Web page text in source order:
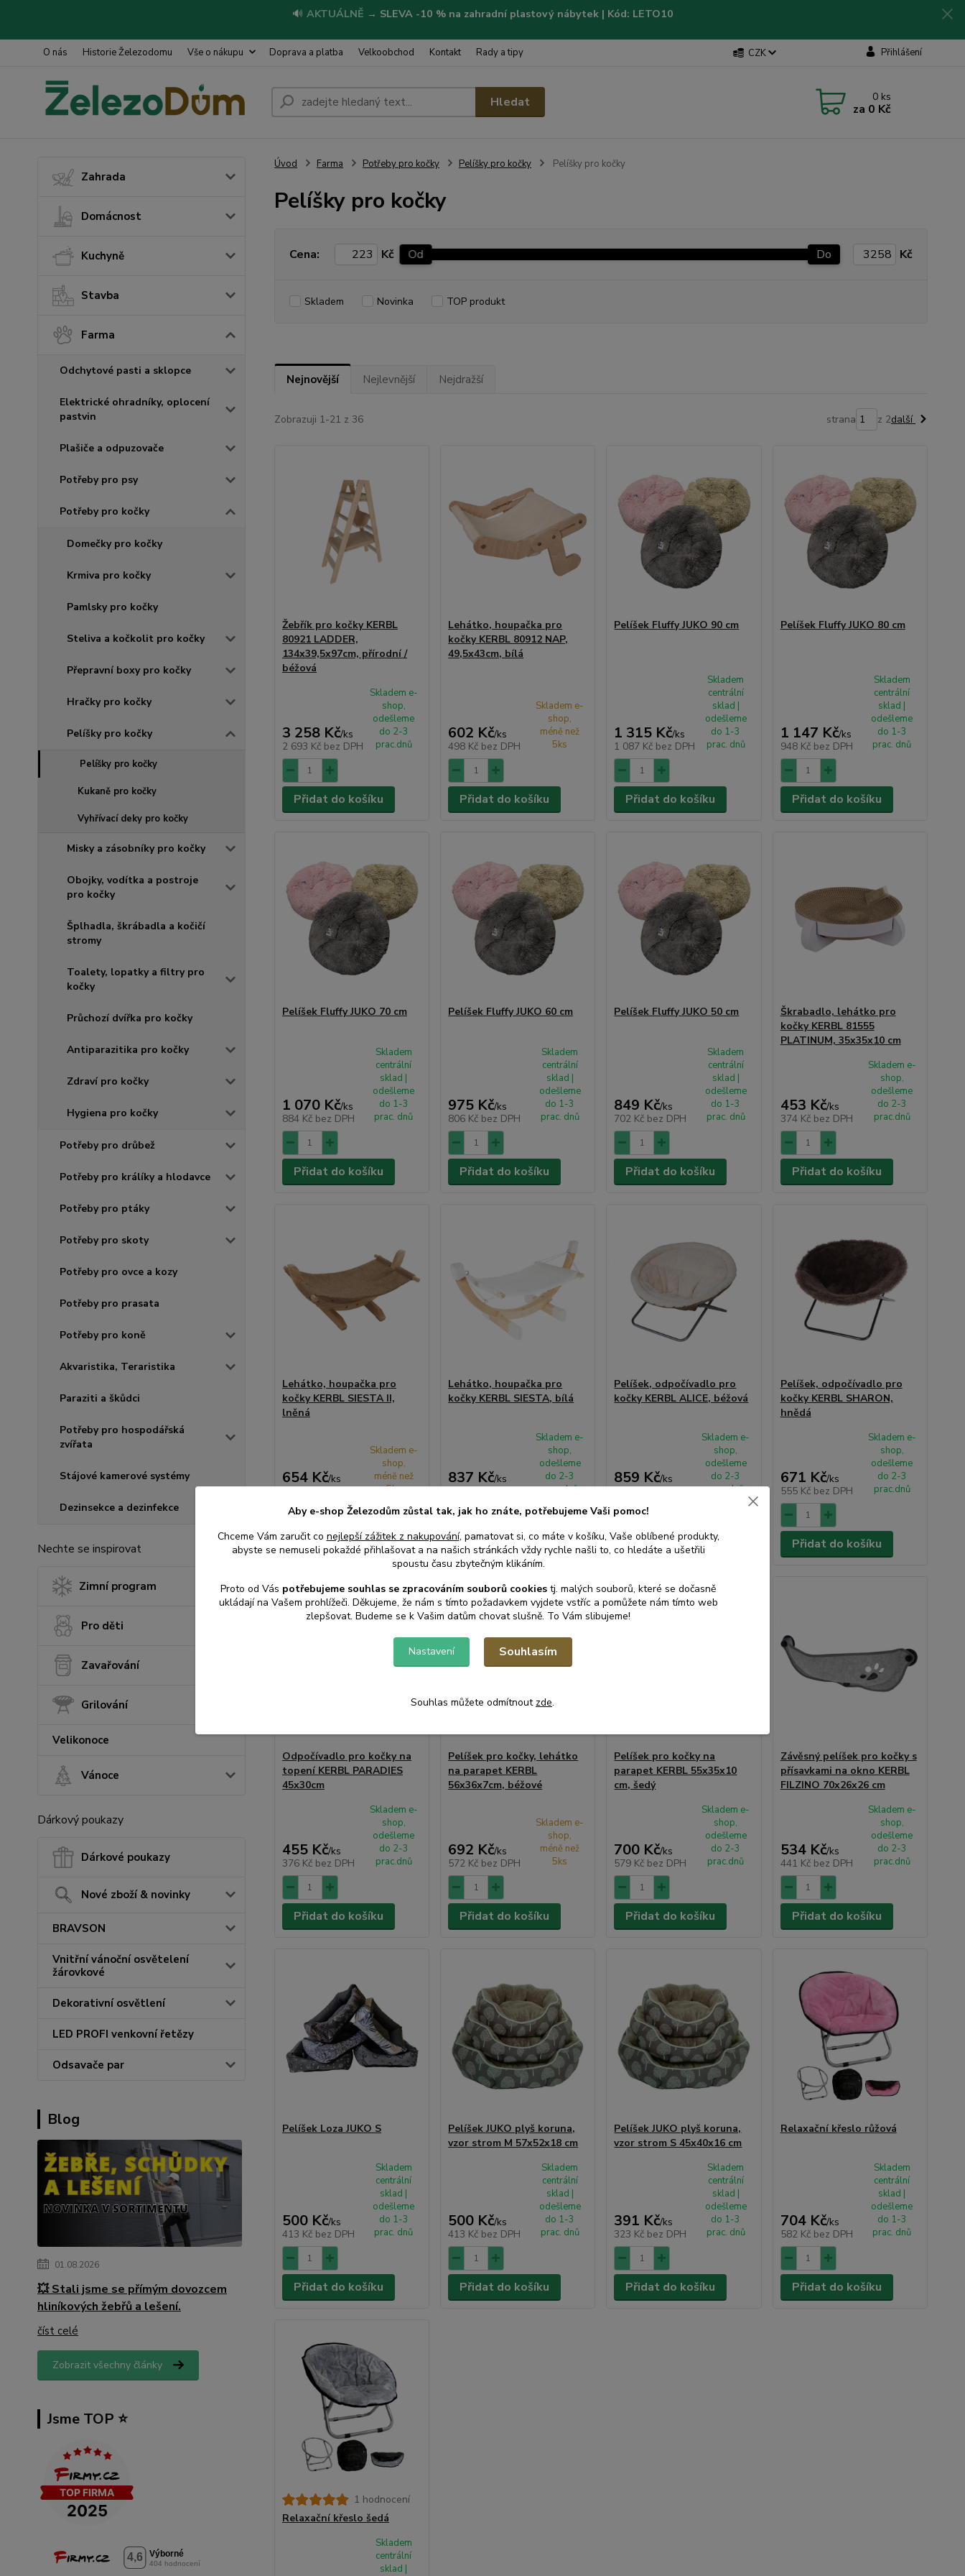
🔊 AKTUÁLNĚ → SLEVA -10 % na zahradní plastový nábytek | Kód: LETO10
O nás Historie Železodomu Vše o nákupu Doprava a platba Velkoobchod Kontakt Rady a tipy CZK Přihlášení
Hledat 0 ks
za 0 Kč
Zahrada
Domácnost
Kuchyně
Stavba
Farma
Odchytové pasti a sklopce
Elektrické ohradníky, oplocení
pastvin
Plašiče a odpuzovače
Potřeby pro psy
Potřeby pro kočky
Domečky pro kočky
Krmiva pro kočky
Pamlsky pro kočky
Steliva a kočkolit pro kočky
Přepravní boxy pro kočky
Hračky pro kočky
Pelíšky pro kočky
Pelíšky pro kočky
Kukaně pro kočky
Vyhřívací deky pro kočky
Misky a zásobníky pro kočky
Obojky, vodítka a postroje
pro kočky
Šplhadla, škrábadla a kočičí
stromy
Toalety, lopatky a filtry pro
kočky
Průchozí dvířka pro kočky
Antiparazitika pro kočky
Zdraví pro kočky
Hygiena pro kočky
Potřeby pro drůbež
Potřeby pro králíky a hlodavce
Potřeby pro ptáky
Potřeby pro skoty
Potřeby pro ovce a kozy
Potřeby pro prasata
Potřeby pro koně
Akvaristika, Teraristika
Paraziti a škůdci
Potřeby pro hospodářská
zvířata
Stájové kamerové systémy
Dezinsekce a dezinfekce
Nechte se inspirovat
Zimní program
Pro děti
Zavařování
Grilování
Velikonoce
Vánoce
Dárkový poukazy
Dárkové poukazy
Nové zboží & novinky
BRAVSON
Vnitřní vánoční osvětelení
žárovkové
Dekorativní osvětlení
LED PROFI venkovní řetězy
Odsavače par
Blog
01.08.2026
💥 Stali jsme se přímým dovozcem
hliníkových žebřů a lešení.
číst celé
Zobrazit všechny články
Jsme TOP ⭐️
Úvod Farma Potřeby pro kočky Pelíšky pro kočky Pelíšky pro kočky
Pelíšky pro kočky
Cena: Kč Od Do Kč
Skladem Novinka TOP produkt
Nejnovější Nejlevnější Nejdražší
Zobrazuji 1-21 z 36 strana z 2další
Žebřík pro kočky KERBL
80921 LADDER,
134x39,5x97cm, přírodní /
béžová
3 258 Kč/ks
2 693 Kč bez DPH
Skladem e-
shop,
odešleme
do 2-3
prac.dnů
Přidat do košíku
Lehátko, houpačka pro
kočky KERBL 80912 NAP,
49,5x43cm, bílá
602 Kč/ks
498 Kč bez DPH
Skladem e-
shop,
méně než
5ks
Přidat do košíku
Pelíšek Fluffy JUKO 90 cm
1 315 Kč/ks
1 087 Kč bez DPH
Skladem
centrální
sklad |
odešleme
do 1-3
prac. dnů
Přidat do košíku
Pelíšek Fluffy JUKO 80 cm
1 147 Kč/ks
948 Kč bez DPH
Skladem
centrální
sklad |
odešleme
do 1-3
prac. dnů
Přidat do košíku
Pelíšek Fluffy JUKO 70 cm
1 070 Kč/ks
884 Kč bez DPH
Skladem
centrální
sklad |
odešleme
do 1-3
prac. dnů
Přidat do košíku
Pelíšek Fluffy JUKO 60 cm
975 Kč/ks
806 Kč bez DPH
Skladem
centrální
sklad |
odešleme
do 1-3
prac. dnů
Přidat do košíku
Pelíšek Fluffy JUKO 50 cm
849 Kč/ks
702 Kč bez DPH
Skladem
centrální
sklad |
odešleme
do 1-3
prac. dnů
Přidat do košíku
Škrabadlo, lehátko pro
kočky KERBL 81555
PLATINUM, 35x35x10 cm
453 Kč/ks
374 Kč bez DPH
Skladem e-
shop,
odešleme
do 2-3
prac.dnů
Přidat do košíku
Lehátko, houpačka pro
kočky KERBL SIESTA II,
lněná
654 Kč/ks
540 Kčbez DPH
Skladem e-
shop,
méně než
5ks
Přidat do košíku
Lehátko, houpačka pro
kočky KERBL SIESTA, bílá
837 Kč/ks
692 Kčbez DPH
Skladem e-
shop,
odešleme
do 2-3
prac.dnů
Přidat do košíku
Pelíšek, odpočívadlo pro
kočky KERBL ALICE, béžová
859 Kč/ks
710 Kčbez DPH
Skladem e-
shop,
odešleme
do 2-3
prac.dnů
Přidat do košíku
Pelíšek, odpočívadlo pro
kočky KERBL SHARON,
hnědá
671 Kč/ks
555 Kč bez DPH
Skladem e-
shop,
odešleme
do 2-3
prac.dnů
Přidat do košíku
Odpočívadlo pro kočky na
topení KERBL PARADIES
45x30cm
455 Kč/ks
376 Kč bez DPH
Skladem e-
shop,
odešleme
do 2-3
prac.dnů
Přidat do košíku
Pelíšek pro kočky, lehátko
na parapet KERBL
56x36x7cm, béžové
692 Kč/ks
572 Kč bez DPH
Skladem e-
shop,
méně než
5ks
Přidat do košíku
Pelíšek pro kočky na
parapet KERBL 55x35x10
cm, šedý
700 Kč/ks
579 Kč bez DPH
Skladem e-
shop,
odešleme
do 2-3
prac.dnů
Přidat do košíku
Závěsný pelíšek pro kočky s
přísavkami na okno KERBL
FILZINO 70x26x26 cm
534 Kč/ks
441 Kč bez DPH
Skladem e-
shop,
odešleme
do 2-3
prac.dnů
Přidat do košíku
Pelíšek Loza JUKO S
500 Kč/ks
413 Kč bez DPH
Skladem
centrální
sklad |
odešleme
do 1-3
prac. dnů
Přidat do košíku
Pelíšek JUKO plyš koruna,
vzor strom M 57x52x18 cm
500 Kč/ks
413 Kč bez DPH
Skladem
centrální
sklad |
odešleme
do 1-3
prac. dnů
Přidat do košíku
Pelíšek JUKO plyš koruna,
vzor strom S 45x40x16 cm
391 Kč/ks
323 Kč bez DPH
Skladem
centrální
sklad |
odešleme
do 1-3
prac. dnů
Přidat do košíku
Relaxační křeslo růžová
704 Kč/ks
582 Kč bez DPH
Skladem
centrální
sklad |
odešleme
do 1-3
prac. dnů
Přidat do košíku
1 hodnocení
Relaxační křeslo šedá
Skladem
centrální
sklad |
Aby e-shop Železodům zůstal tak, jak ho znáte, potřebujeme Vaši pomoc!
Chceme Vám zaručit co nejlepší zážitek z nakupování, pamatovat si, co máte v košíku, Vaše oblíbené produkty,
abyste se nemuseli pokaždé přihlašovat a na našich stránkách vždy rychle našli to, co hledáte a ušetřili
spoustu času zbytečným klikáním.
Proto od Vás potřebujeme souhlas se zpracováním souborů cookies tj. malých souborů, které se dočasně
ukládají na Vašem prohlížeči. Děkujeme, že nám s tímto požadavkem vyjdete vstříc a pomůžete nám tímto web
zlepšovat. Budeme se k Vašim datům chovat slušně. To Vám slibujeme!
Nastavení Souhlasím
Souhlas můžete odmítnout zde.